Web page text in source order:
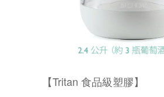
【Tritan 食品級塑膠】